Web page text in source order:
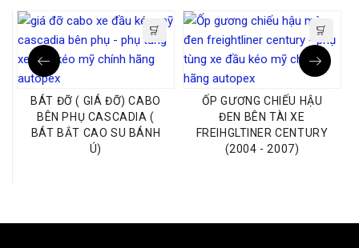
BÁT ĐỠ ( GIÁ ĐỠ) CABO
BÊN PHỤ CASCADIA (
BÁT BẮT CAO SU BÁNH
Ú)
ỐP GƯƠNG CHIẾU HẬU
ĐEN BÊN TÀI XE
FREIHGLTINER CENTURY
(2004 - 2007)